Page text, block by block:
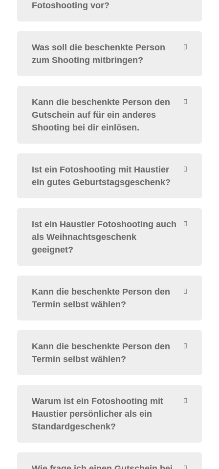
Fotoshooting vor?
Was soll die beschenkte Person
zum Shooting mitbringen?
Kann die beschenkte Person den
Gutschein auf für ein anderes
Shooting bei dir einlösen.
Ist ein Fotoshooting mit Haustier
ein gutes Geburtstagsgeschenk?
Ist ein Haustier Fotoshooting auch
als Weihnachtsgeschenk
geeignet?
Kann die beschenkte Person den
Termin selbst wählen?
Kann die beschenkte Person den
Termin selbst wählen?
Warum ist ein Fotoshooting mit
Haustier persönlicher als ein
Standardgeschenk?